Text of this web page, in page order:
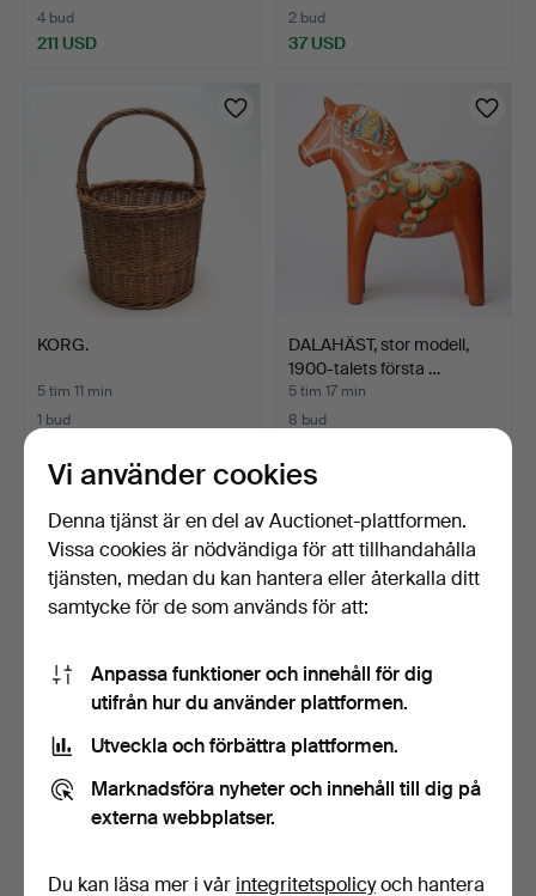
4 bud
211 USD
2 bud
37 USD
KORG.
5 tim 11 min
1 bud
DALAHÄST, stor modell,
1900-talets första …
5 tim 17 min
8 bud
SAMSUNG 48" Full HD Flat
5 tim 23 min
TELEFON I SVART
5 tim 25 min
Vi använder cookies
Denna tjänst är en del av Auctionet-plattformen.
Vissa cookies är nödvändiga för att tillhandahålla
tjänsten, medan du kan hantera eller återkalla ditt
samtycke för de som används för att:
Anpassa funktioner och innehåll för dig
utifrån hur du använder plattformen.
Utveckla och förbättra plattformen.
Marknadsföra nyheter och innehåll till dig på
externa webbplatser.
Du kan läsa mer i vår integritetspolicyoch hantera